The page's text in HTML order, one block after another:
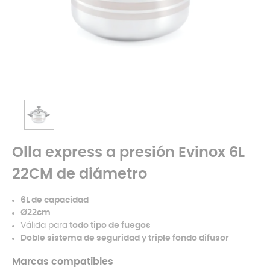
Olla express a presión Evinox 6L
22CM de diámetro
6L de capacidad
Ø22cm
Válida para todo tipo de fuegos
Doble sistema de seguridad y triple fondo difusor
Marcas compatibles